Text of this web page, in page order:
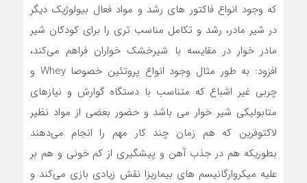
که وجود انواع فاکتور های رشد و مواد فعال بیولوژیک دیگر
در شیر مادر، رشد و تکامل مناسب تری را برای کودکان شیر
مادر خوار در مقایسه با شیرخشک خواران فراهم می‌کند،
افزود: به طور مثال وجود انواع پروتئین خصوصا Whey و
چربی غیر اشباع که متناسب با دستگاه گوارش و نیازهای
متابولیکی شیر خوار می باشد و حضور بعضی از مواد نظیر
لاکتوفرین که هم زمان چند کار مهم را انجام می‌دهند
بطوریکه هم در جذب آهن و پیشگیری از کم خونی و هم بر
علیه میکروارگانیسم های بیماریزا نقش زیادی بازی می‌کند و